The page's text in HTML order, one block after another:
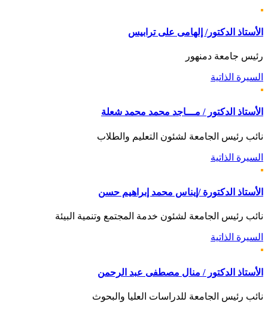
الأستاذ الدكتور/ إلهامى على ترابيس
رئيس جامعة دمنهور
السيرة الذاتية
الأستاذ الدكتور / مـــاجد محمد محمد شعلة
نائب رئيس الجامعة لشئون التعليم والطلاب
السيرة الذاتية
الأستاذ الدكتورة /إيناس محمد إبراهيم حسن
نائب رئيس الجامعة لشئون خدمة المجتمع وتنمية البيئة
السيرة الذاتية
الأستاذ الدكتور / منال مصطفى عبد الرحمن
نائب رئيس الجامعة للدراسات العليا والبحوث